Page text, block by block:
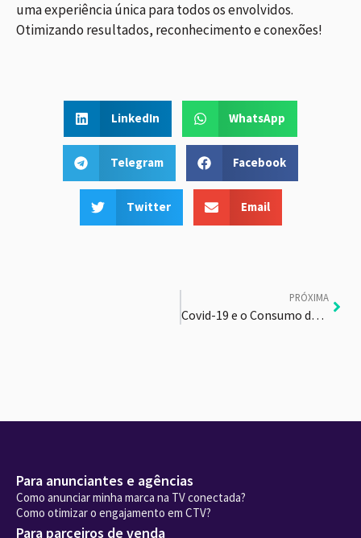
uma experiência única para todos os envolvidos.
Otimizando resultados, reconhecimento e conexões!
LinkedIn WhatsApp
Telegram Facebook
Twitter Email
PRÓXIMA
Covid-19 e o Consumo de Mídia
Para anunciantes e agências
Como anunciar minha marca na TV conectada?
Como otimizar o engajamento em CTV?
Para parceiros de venda